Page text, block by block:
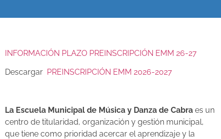
INFORMACIÓN PLAZO PREINSCRIPCIÓN EMM 26-27
Descargar PREINSCRIPCIÓN EMM 2026-2027
La Escuela Municipal de Música y Danza de Cabra es un
centro de titularidad, organización y gestión municipal,
que tiene como prioridad acercar el aprendizaje y la